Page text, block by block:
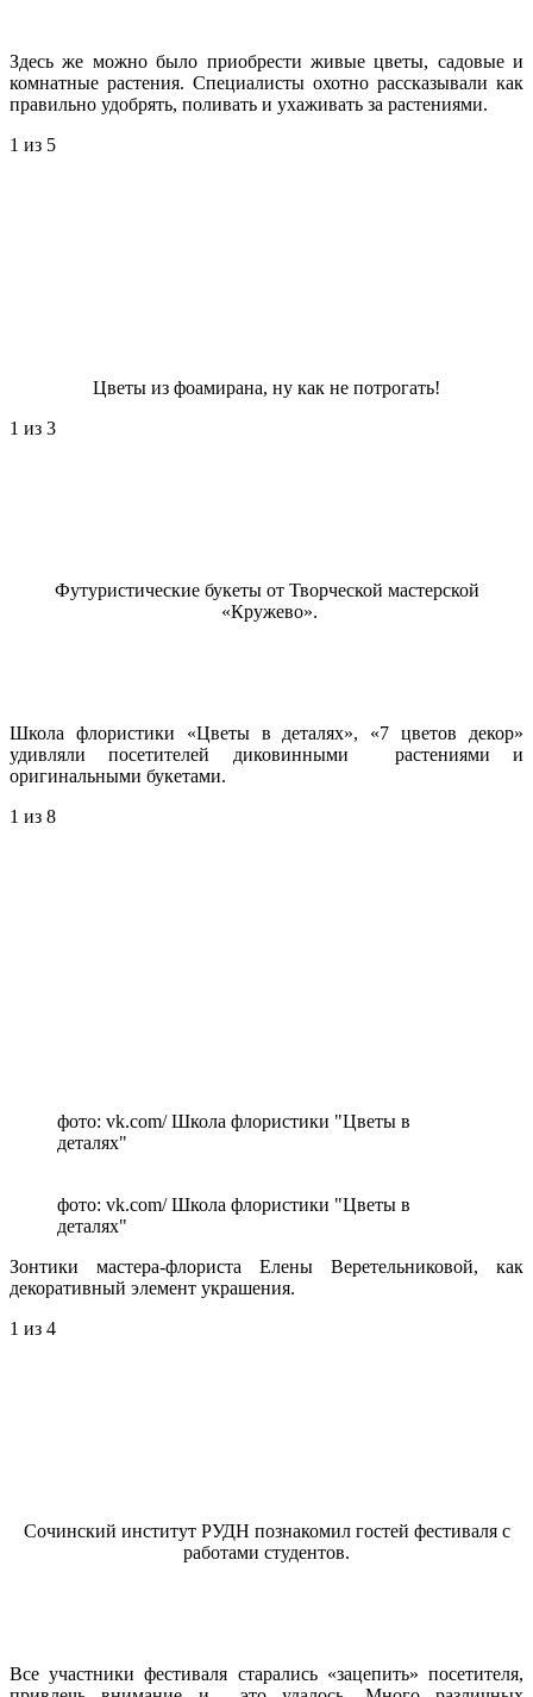
Здесь же можно было приобрести живые цветы, садовые и
комнатные растения. Специалисты охотно рассказывали как
правильно удобрять, поливать и ухаживать за растениями.
1 из 5
Цветы из фоамирана, ну как не потрогать!
1 из 3
Футуристические букеты от Творческой мастерской
«Кружево».
Школа флористики «Цветы в деталях», «7 цветов декор»
удивляли посетителей диковинными растениями и
оригинальными букетами.
1 из 8
фото: vk.com/ Школа флористики "Цветы в
деталях"
фото: vk.com/ Школа флористики "Цветы в
деталях"
Зонтики мастера-флориста Елены Веретельниковой, как
декоративный элемент украшения.
1 из 4
Сочинский институт РУДН познакомил гостей фестиваля с
работами студентов.
Все участники фестиваля старались «зацепить» посетителя,